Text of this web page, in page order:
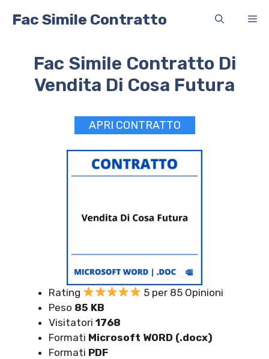
Fac Simile Contratto
Fac Simile Contratto Di
Vendita Di Cosa Futura
APRI CONTRATTO
Rating
5 per 85 Opinioni
Peso 85 KB
Visitatori 1768
Formati Microsoft WORD (.docx)
Formati PDF